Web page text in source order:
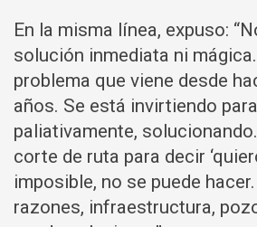
En la misma línea, expuso:
solución inmediata ni
problema que viene desde
años. Se está invirtiendo
paliativamente,
corte de ruta para decir
imposible, no se puede
razones, infraestructura,